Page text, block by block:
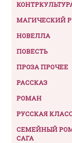
МАГИЧЕСКИЙ
НОВЕЛЛА
ПОВЕСТЬ
ПРОЗА ПРОЧЕЕ
РАССКАЗ
РОМАН
РУССКАЯ
СЕМЕЙНЫЙ
САГА